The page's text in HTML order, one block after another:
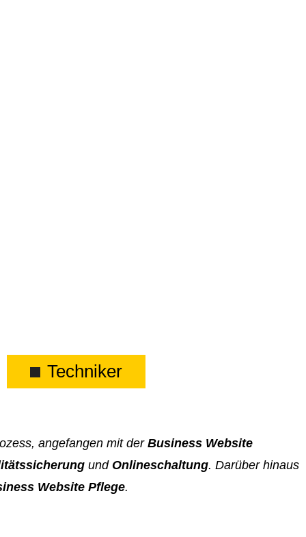
Techniker
angefangen mit derBusiness Website
und Onlineschaltung. Darüber hinaus
Website Pflege.